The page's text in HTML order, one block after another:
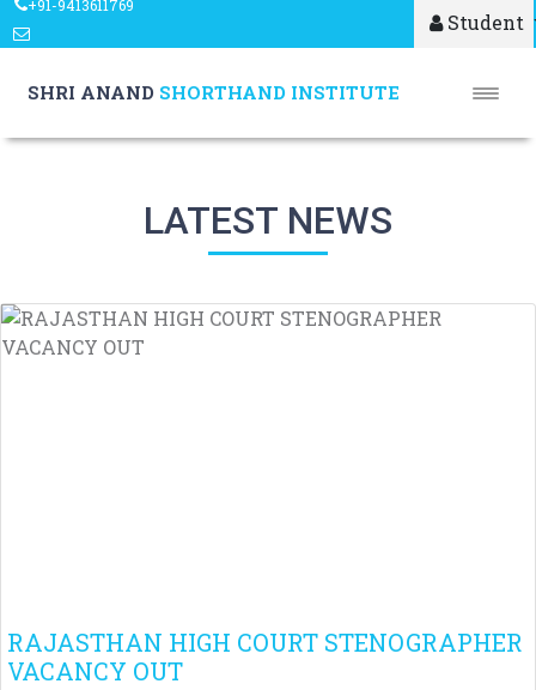
+91-9413611769
Student
SHRI ANAND SHORTHAND INSTITUTE
LATEST NEWS
RAJASTHAN HIGH COURT STENOGRAPHER
VACANCY OUT